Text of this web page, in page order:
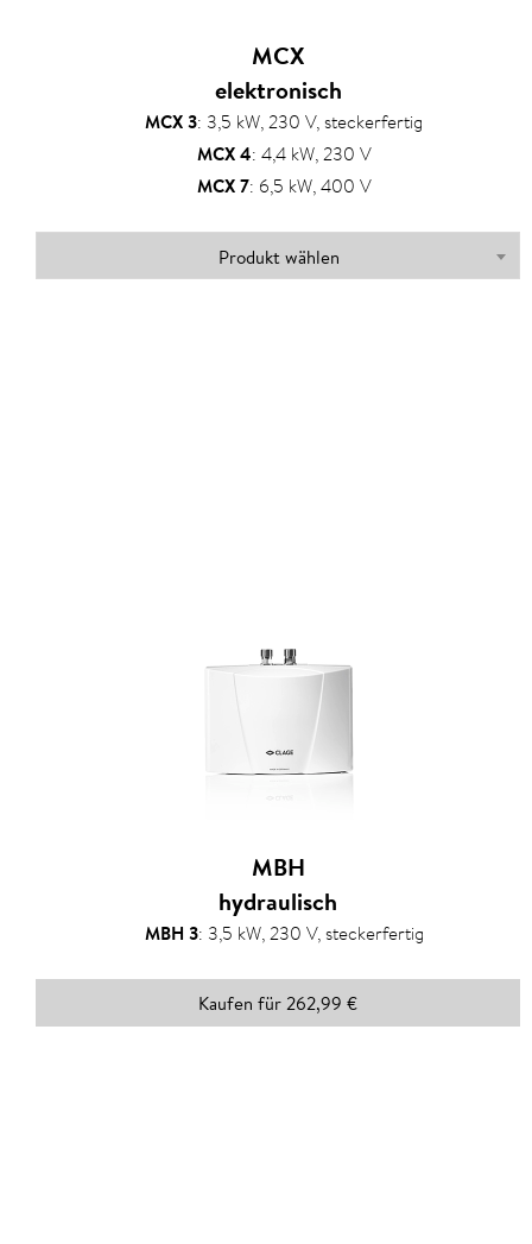
MCX
elektronisch
MCX 3: 3,5 kW, 230 V, steckerfertig
MCX 4: 4,4 kW, 230 V
MCX 7: 6,5 kW, 400 V
Produkt wählen
MBH
hydraulisch
MBH 3: 3,5 kW, 230 V, steckerfertig
Kaufen für 262,99 €